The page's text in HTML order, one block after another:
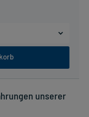
unserer